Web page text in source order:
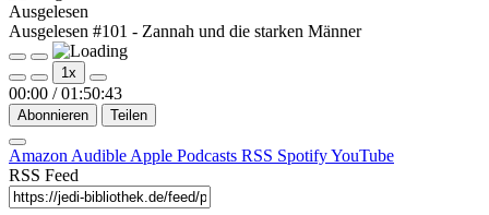
Ausgelesen
Ausgelesen #101 - Zannah und die starken Männer
Play
Episode
Pause
Episode
1x
00:00 / 01:50:43
Abonnieren Teilen
Amazon Audible Apple Podcasts RSS SpotifyYouTube
RSS Feed